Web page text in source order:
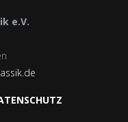
e.V.